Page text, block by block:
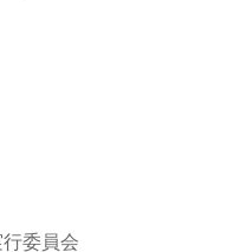
委員会